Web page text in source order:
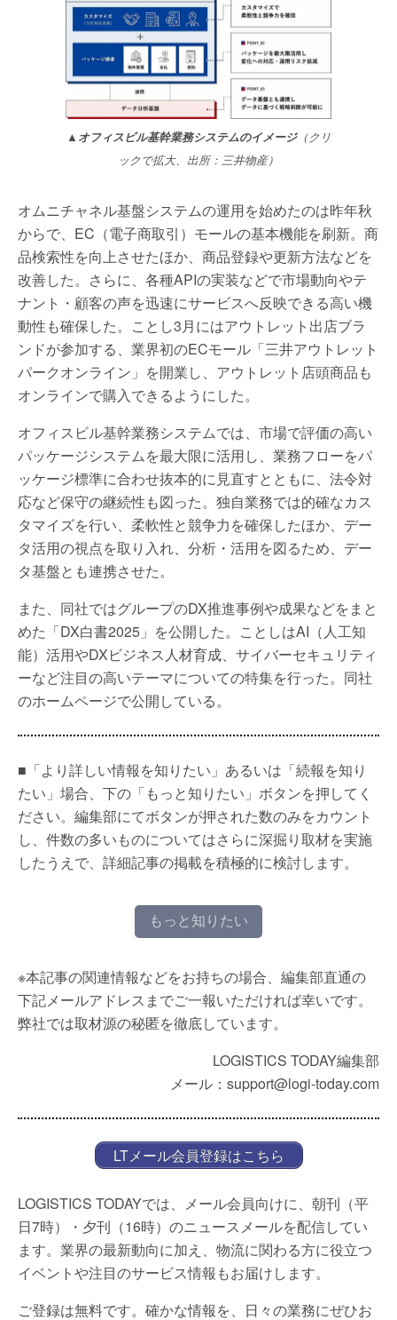
▲オフィスビル基幹業務システムのイメージ（クリ
ックで拡大、出所：三井物産）
オムニチャネル基盤システムの運用を始めたのは昨年秋
からで、EC（電子商取引）モールの基本機能を刷新。商
品検索性を向上させたほか、商品登録や更新方法などを
改善した。さらに、各種APIの実装などで市場動向やテ
ナント・顧客の声を迅速にサービスへ反映できる高い機
動性も確保した。ことし3月にはアウトレット出店ブラ
ンドが参加する、業界初のECモール「三井アウトレット
パークオンライン」を開業し、アウトレット店頭商品も
オンラインで購入できるようにした。
オフィスビル基幹業務システムでは、市場で評価の高い
パッケージシステムを最大限に活用し、業務フローをパ
ッケージ標準に合わせ抜本的に見直すとともに、法令対
応など保守の継続性も図った。独自業務では的確なカス
タマイズを行い、柔軟性と競争力を確保したほか、デー
タ活用の視点を取り入れ、分析・活用を図るため、デー
タ基盤とも連携させた。
また、同社ではグループのDX推進事例や成果などをまと
めた「DX白書2025」を公開した。ことしはAI（人工知
能）活用やDXビジネス人材育成、サイバーセキュリティ
ーなど注目の高いテーマについての特集を行った。同社
のホームページで公開している。
■「より詳しい情報を知りたい」あるいは「続報を知り
たい」場合、下の「もっと知りたい」ボタンを押してく
ださい。編集部にてボタンが押された数のみをカウント
し、件数の多いものについてはさらに深掘り取材を実施
したうえで、詳細記事の掲載を積極的に検討します。
もっと知りたい
※本記事の関連情報などをお持ちの場合、編集部直通の
下記メールアドレスまでご一報いただければ幸いです。
弊社では取材源の秘匿を徹底しています。
LOGISTICS TODAY編集部
メール：support@logi-today.com
LTメール会員登録はこちら
LOGISTICS TODAYでは、メール会員向けに、朝刊（平
日7時）・夕刊（16時）のニュースメールを配信してい
ます。業界の最新動向に加え、物流に関わる方に役立つ
イベントや注目のサービス情報もお届けします。
ご登録は無料です。確かな情報を、日々の業務にぜひお